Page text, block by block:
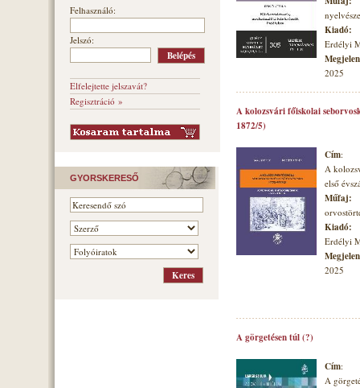
Felhasználó:
Jelszó:
Elfelejtette jelszavát?
Regisztráció »
GYORSKERESŐ
Kiadó:
Erdélyi
2025
A kolozsvári főiskolai
1872/5)
Cím:
A
első
Műfaj:
Kiadó:
Erdélyi
2025
A görgetésen túl (?)
Cím:
A